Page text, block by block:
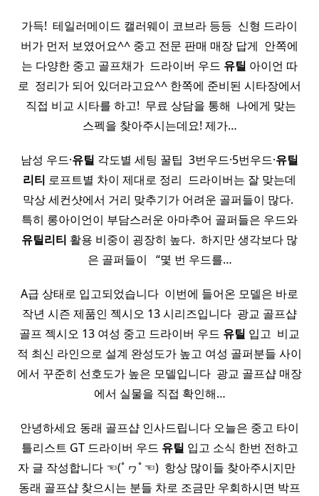
가득! ​ 테일러메이드 캘러웨이 코브라 등등 ​ 신형 드라이
버가 먼저 보였어요^^ 중고 전문 판매 매장 답게 ​ 안쪽에
는 다양한 중고 골프채가 ​ 드라이버 우드 유틸 아이언 따
로 ​ 정리가 되어 있더라고요^^ 한쪽에 준비된 시타장에서
​ 직접 비교 시타를 하고! ​ 무료 상담을 통해 ​ 나에게 맞는
스펙을 찾아주시는데요! 제가…
남성 우드·유틸 각도별 세팅 꿀팁 ​ 3번우드·5번우드·유틸
리티 로프트별 차이 제대로 정리 ​ 드라이버는 잘 맞는데
막상 세컨샷에서 거리 맞추기가 어려운 골퍼들이 많다. ​
특히 롱아이언이 부담스러운 아마추어 골퍼들은 우드와
유틸리티 활용 비중이 굉장히 높다. ​ 하지만 생각보다 많
은 골퍼들이 ​ ​ “몇 번 우드를…
A급 상태로 입고되었습니다 ​ 이번에 들어온 모델은 바로
작년 시즌 제품인 젝시오 13 시리즈입니다 ​ 광교 골프샵
골프 젝시오 13 여성 중고 드라이버 우드 유틸 입고 ​ 비교
적 최신 라인으로 설계 완성도가 높고 여성 골퍼분들 사이
에서 꾸준히 선호도가 높은 모델입니다 ​ 광교 골프샵 매장
에서 실물을 직접 확인해…
안녕하세요 동래 골프샵 인사드립니다 오늘은 중고 타이
틀리스트 GT 드라이버 우드 유틸 입고 소식 한번 전하고
자 글 작성합니다 ☜(ﾟヮﾟ☜) ​ 항상 많이들 찾아주시지만 ​ ​
동래 골프샵 찾으시는 분들 차로 조금만 우회하시면 박프